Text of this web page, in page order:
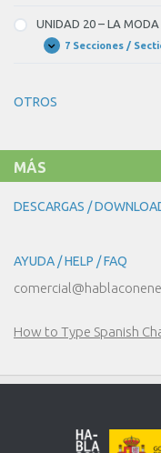
–
¡NOS
VAMOS
DE
UNIDAD 20 – LA MODA
Expandir
UNIDAD
MODA
7 Secciones /
OTROS
MÁS
DESCARGAS /
AYUDA / HELP / FAQ
How to Type Spanish